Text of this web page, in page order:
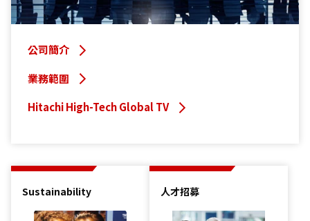
公司簡介
業務範圍
Hitachi High-Tech Global TV
Sustainability 人才招募